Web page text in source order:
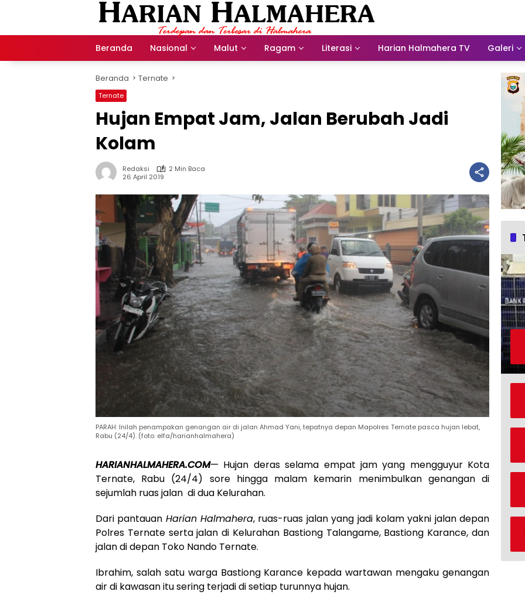
Beranda Nasional Malut Ragam Literasi Harian Halmahera TV Galeri
Beranda Ternate
Ternate
Hujan Empat Jam, Jalan Berubah Jadi
Kolam
Redaksi
2 Min Baca
26 April 2019
PARAH: Inilah penampakan genangan air di jalan Ahmad Yani, tepatnya depan Mapolres Ternate pasca hujan lebat,
Rabu (24/4). (foto: elfa/harianhalmahera)
HARIANHALMAHERA.COM— Hujan deras selama empat jam yang mengguyur Kota
Ternate, Rabu (24/4) sore hingga malam kemarin menimbulkan genangan di
sejumlah ruas jalan di dua Kelurahan.
Dari pantauan Harian Halmahera, ruas-ruas jalan yang jadi kolam yakni jalan depan
Polres Ternate serta jalan di Kelurahan Bastiong Talangame, Bastiong Karance, dan
jalan di depan Toko Nando Ternate.
Ibrahim, salah satu warga Bastiong Karance kepada wartawan mengaku genangan
air di kawasan itu sering terjadi di setiap turunnya hujan.